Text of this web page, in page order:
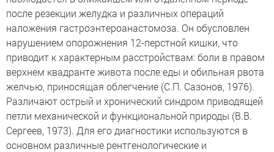
после резекции желудка и различных операций
наложения гастроэнтероанастомоза. Он обусловлен
нарушением опорожнения 12-перстной кишки, что
приводит к характерным расстройствам: боли в правом
верхнем квадранте живота после еды и обильная рвота
желчью, приносящая облегчение (С.П. Сазонов, 1976).
Различают острый и хронический синдром приводящей
петли механической и функциональной природы (В.В.
Сергеев, 1973). Для его диагностики используются в
основном различные рентгенологические и